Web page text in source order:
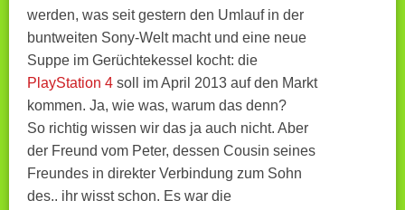
werden, was seit gestern den Umlauf in der
buntweiten Sony-Welt macht und eine neue
Suppe im Gerüchtekessel kocht: die
PlayStation 4 soll im April 2013 auf den Markt
kommen. Ja, wie was, warum das denn?
So richtig wissen wir das ja auch nicht. Aber
der Freund vom Peter, dessen Cousin seines
Freundes in direkter Verbindung zum Sohn
des.. ihr wisst schon. Es war die